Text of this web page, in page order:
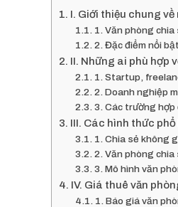
I. Giới thiệu chung
1. Văn phòng chia
2. Đặc điểm nổi bật
II. Những ai phù hợp
1. Startup,
2. Doanh nghiệp
3. Các trường hợp
III. Các hình thức
1. Chia sẻ không
2. Văn phòng
3. Mô hình văn
IV. Giá thuê văn
1. Báo giá văn